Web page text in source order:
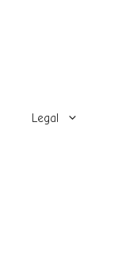
Legal